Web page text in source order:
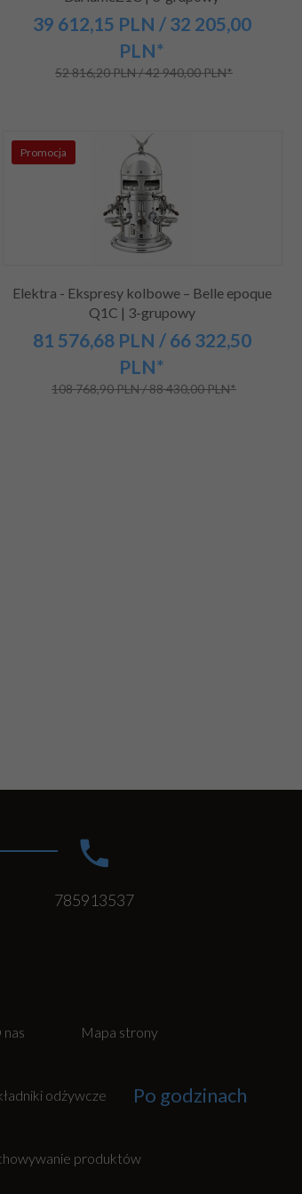
39 612,15 PLN / 32 205,00
PLN*
52 816,20 PLN / 42 940,00 PLN*
Promocja
Elektra - Ekspresy kolbowe – Belle epoque
Q1C | 3-grupowy
81 576,68PLN / 66 322,50
PLN*
108 768,90 PLN / 88 430,00 PLN*
785913537
nas Mapa strony
Po godzinach
odżywcze
produktów